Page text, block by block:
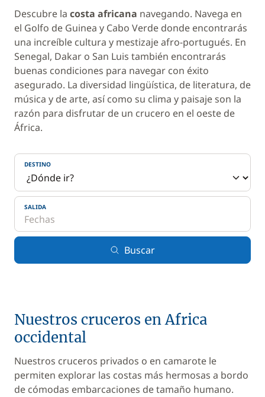
Descubre la costa africana navegando. Navega en
el Golfo de Guinea y Cabo Verde donde encontrarás
una increíble cultura y mestizaje afro-portugués. En
Senegal, Dakar o San Luis también encontrarás
buenas condiciones para navegar con éxito
asegurado. La diversidad lingüística, de literatura, de
música y de arte, así como su clima y paisaje son la
razón para disfrutar de un crucero en el oeste de
África.
DESTINO
SALIDA
Buscar
Nuestros cruceros en Africa
occidental
Nuestros cruceros privados o en camarote le
permiten explorar las costas más hermosas a bordo
de cómodas embarcaciones de tamaño humano.